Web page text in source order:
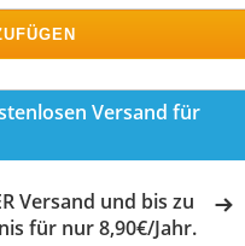
Versand für
Versand und bis zu
für nur 8,90€/Jahr.